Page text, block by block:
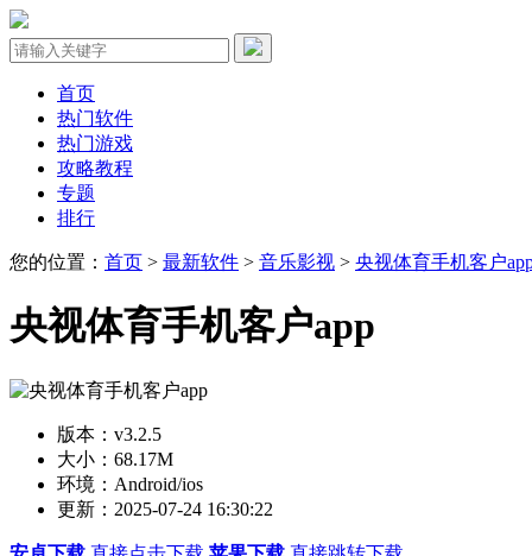
首页
热门软件
热门游戏
攻略教程
专题
排行
您的位置： 首页 > 最新软件 > 音乐影视 > 央视体育手机客户
央视体育手机客户app
版本：v3.2.5
大小：68.17M
环境：Android/ios
更新：2025-07-24 16:30:22